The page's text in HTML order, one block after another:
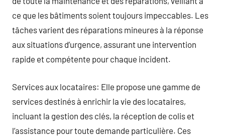
ce que les bâtiments soient toujours impeccables. Les
tâches varient des réparations mineures à la réponse
aux situations d’urgence, assurant une intervention
rapide et compétente pour chaque incident.
Services aux locataires: Elle propose une gamme de
services destinés à enrichir la vie des locataires,
incluant la gestion des clés, la réception de colis et
l’assistance pour toute demande particulière. Ces